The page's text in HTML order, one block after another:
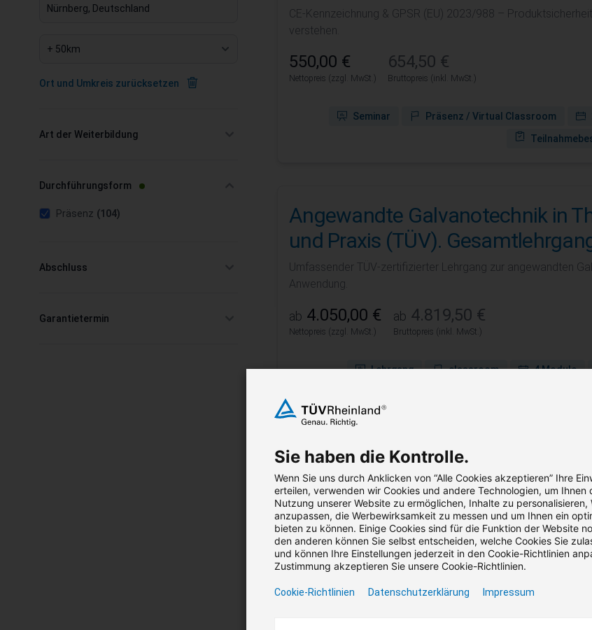
CE-Kennzeichnung & GPSR (EU) 2023/988 –
verstehen.
550,00 €
Nettopreis (zzgl. MwSt.)
654,50 €
Bruttopreis (inkl. MwSt.)
Seminar Präsenz / Virtual Classroom
Angewandte Galvanotechnik in
und Praxis (TÜV).
Umfassender TÜV-zertifizierter Lehrgang zur angewandten
Anwendung.
ab 4.050,00 €
Nettopreis (zzgl. MwSt.)
ab 4.819,50 €
Bruttopreis (inkl. MwSt.)
Lehrgang classroom 4 Module
Gebäudesicherheit, Objektschutz
Sicherheitskonzepte –
Sicherheitskonzepte für Gebäude – Grundlagen,
995,00 €
Nettopreis (zzgl. MwSt.)
1.184,05 €
Bruttopreis (inkl. MwSt.)
Ort und Umkreis zurücksetzen
Art der Weiterbildung
Durchführungsform filter
Präsenz (104)
Abschluss
Garantietermin
Sie haben die Kontrolle.
Wenn Sie uns durch Anklicken von “Alle Cookies akzeptieren” Ihre
erteilen, verwenden wir Cookies und andere Technologien, um Ihnen
Nutzung unserer Website zu ermöglichen, Inhalte zu personalisieren,
anzupassen, die Werbewirksamkeit zu messen und um Ihnen ein
bieten zu können. Einige Cookies sind für die Funktion der Website
den anderen können Sie selbst entscheiden, welche Cookies Sie
und können Ihre Einstellungen jederzeit in den Cookie-Richtlinien
Zustimmung akzeptieren Sie unsere Cookie-Richtlinien.
Cookie-Richtlinien Datenschutzerklärung Impressum